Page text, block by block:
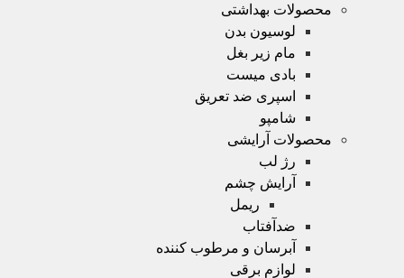
محصولات بهداشتی
لوسیون بدن
مام زیر بغل
بادی میست
اسپری ضد تعریق
شامپو
محصولات آرایشی
رژ لب
آرایش چشم
ریمل
ضدآفتاب
آبرسان و مرطوب کننده
لوازم برقی